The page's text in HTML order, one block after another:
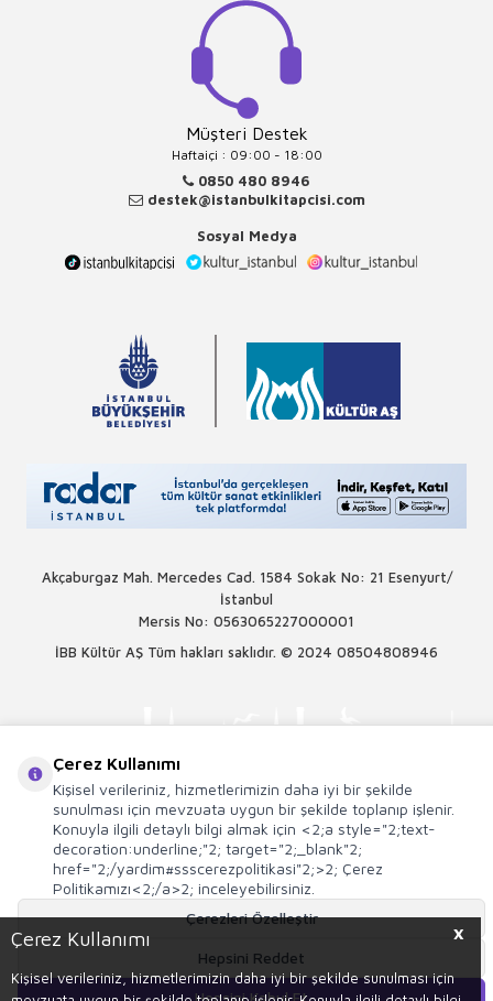
X
Çerez Kullanımı
Kişisel verileriniz, hizmetlerimizin daha iyi bir şekilde sunulması için
Müşteri Destek
Haftaiçi : 09:00 - 18:00
0850 480 8946
destek@istanbulkitapcisi.com
Sosyal Medya
Akçaburgaz Mah. Mercedes Cad. 1584 Sokak No: 21 Esenyurt/
İstanbul
Mersis No: 0563065227000001
İBB Kültür AŞ Tüm hakları saklıdır. © 2024 08504808946
E-Ticaret Sistemleriyle Hazırlanmıştır.
Çerez Kullanımı
Kişisel verileriniz, hizmetlerimizin daha iyi bir şekilde
sunulması için mevzuata uygun bir şekilde toplanıp işlenir.
Konuyla ilgili detaylı bilgi almak için <2;a style="2;text-
decoration:underline;"2; target="2;_blank"2;
href="2;/yardim#ssscerezpolitikasi"2;>2; Çerez
Politikamızı<2;/a>2; inceleyebilirsiniz.
Çerezleri Özelleştir
Hepsini Reddet
Hepsini Kabul Et